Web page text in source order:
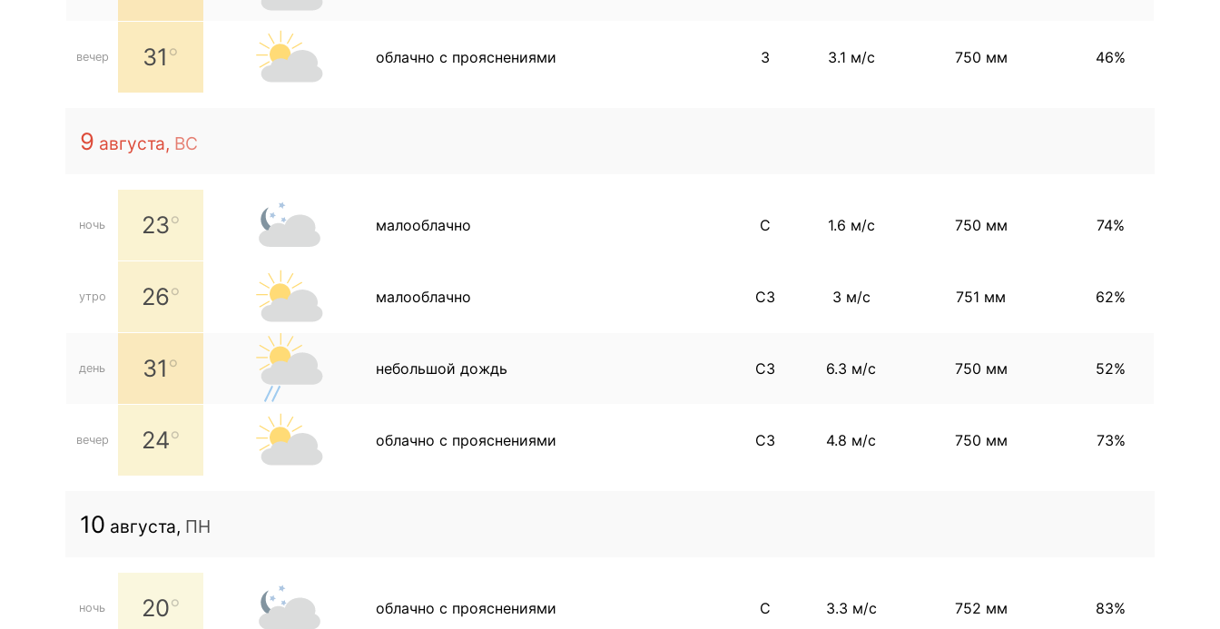
вечер 31 облачно с прояснениями З 3.1 м/с 750 мм 46%
9 августа, ВС
ночь 23 малооблачно С 1.6 м/с 750 мм 74%
утро 26 малооблачно СЗ 3 м/с 751 мм 62%
день 31 небольшой дождь СЗ 6.3 м/с 750 мм 52%
вечер 24 облачно с прояснениями СЗ 4.8 м/с 750 мм 73%
10 августа, ПН
ночь 20 облачно с прояснениями С 3.3 м/с 752 мм 83%